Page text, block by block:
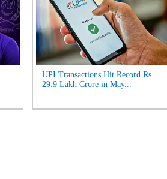
UPI Transactions Hit Record Rs
29.9 Lakh Crore in May...